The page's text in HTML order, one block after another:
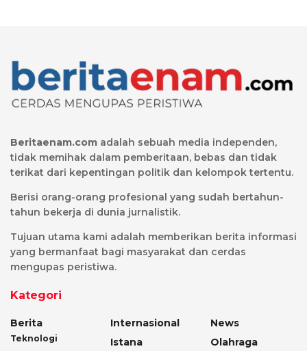
Beritaenam.com adalah sebuah media independen,
tidak memihak dalam pemberitaan, bebas dan tidak
terikat dari kepentingan politik dan kelompok tertentu.
Berisi orang-orang profesional yang sudah bertahun-
tahun bekerja di dunia jurnalistik.
Tujuan utama kami adalah memberikan berita informasi
yang bermanfaat bagi masyarakat dan cerdas
mengupas peristiwa.
Kategori
Berita
Teknologi
Internasional
Istana
News
Olahraga